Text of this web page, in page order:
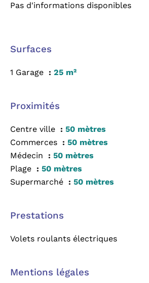
Pas d'informations disponibles
Surfaces
1 Garage 25 m²
Proximités
Centre ville
50 mètres
Commerces
50 mètres
Médecin
50 mètres
Plage
50 mètres
Supermarché
50 mètres
Prestations
Volets roulants électriques
Mentions légales